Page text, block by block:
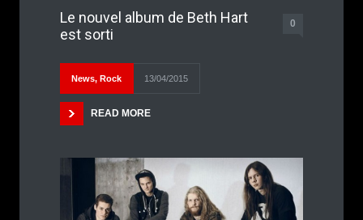
Le nouvel album de Beth Hart
est sorti
0
News, Rock 13/04/2015
READ MORE